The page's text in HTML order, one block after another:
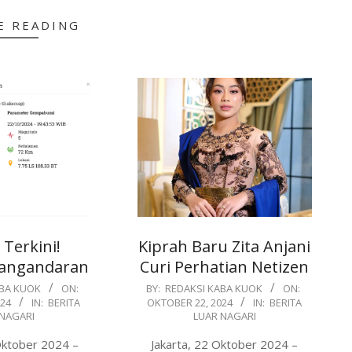
READING
Terkini!
KUOK
ON:
IN: BERITA
2024 –
Kiprah Baru Zita Anjani
Curi Perhatian Netizen
2024-
10-
BY: REDAKSI KABA KUOK
ON:
OKTOBER 22, 2024
IN: BERITA
LUAR NAGARI
Jakarta, 22 Oktober 2024 –